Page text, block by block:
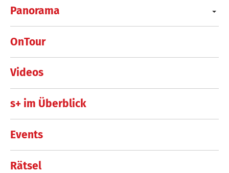
Panorama
OnTour
Videos
s+ im Überblick
Events
Rätsel